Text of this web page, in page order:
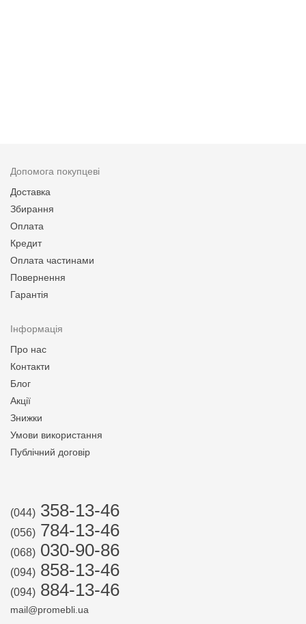
Допомога покупцеві
Доставка
Збирання
Оплата
Кредит
Оплата частинами
Повернення
Гарантія
Інформація
Про нас
Контакти
Блог
Акції
Знижки
Умови використання
Публічний договір
(044) 358-13-46
(056) 784-13-46
(068) 030-90-86
(094) 858-13-46
(094) 884-13-46
mail@promebli.ua